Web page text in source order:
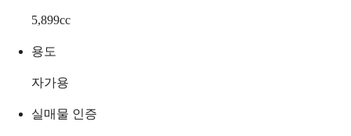
5,899cc
용도
자가용
실매물 인증